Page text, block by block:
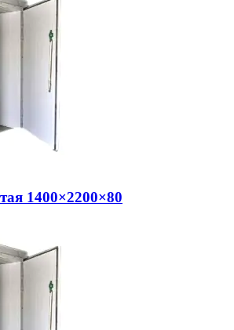
1400×2200×80